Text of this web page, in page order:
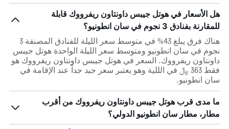
هل الأسعار في هوتل جيبس داونتاون ريفرووك قابلة
للمقارنة بفنادق 3 نجوم في سان انطونيو؟
هناك فرق يبلغ 43% في متوسط ​​سعر الليلة للفنادق المصنفة 3
نجوم في سان انطونيو ومتوسط ​​سعر الليلة الواحدة هوتل جيبس
داونتاون ريفرووك. السعر في هوتل جيبس داونتاون ريفرووك هو
فقط 363 ﷼ في الللية وهو يعتبر سعر جيد جداً عند الإقامة في
سان انطونيو.
ما مدى قرب هوتل جيبس داونتاون ريفرووك من أقرب
مطار، مطار سان انطونيو الدولي؟